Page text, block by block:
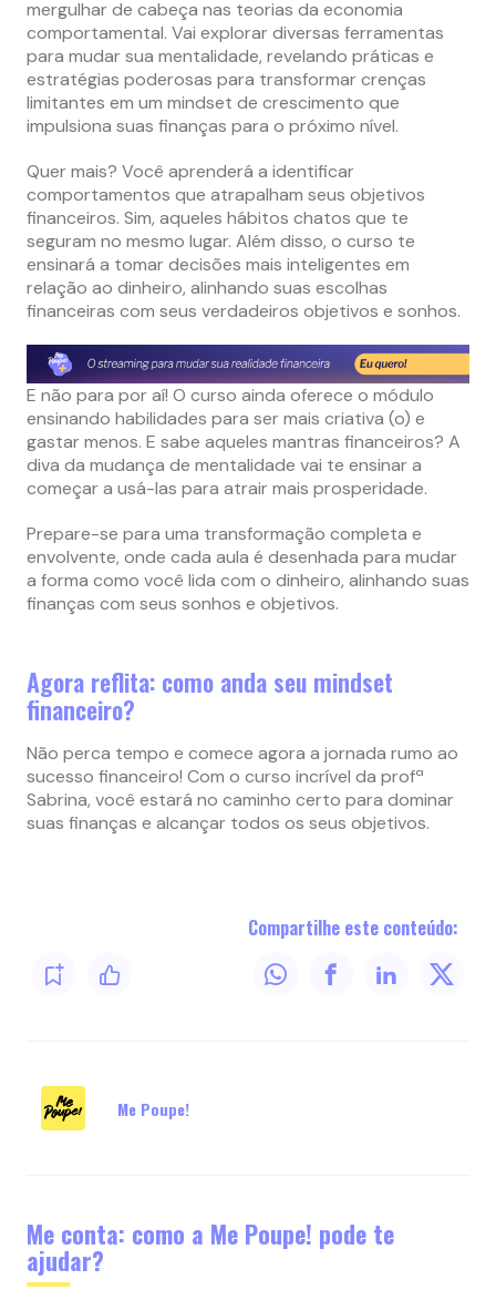
mergulhar de cabeça nas teorias da economia
comportamental. Vai explorar diversas ferramentas
para mudar sua mentalidade, revelando práticas e
estratégias poderosas para transformar crenças
limitantes em um mindset de crescimento que
impulsiona suas finanças para o próximo nível.
Quer mais? Você aprenderá a identificar
comportamentos que atrapalham seus objetivos
financeiros. Sim, aqueles hábitos chatos que te
seguram no mesmo lugar. Além disso, o curso te
ensinará a tomar decisões mais inteligentes em
relação ao dinheiro, alinhando suas escolhas
financeiras com seus verdadeiros objetivos e sonhos.
E não para por aí! O curso ainda oferece o módulo
ensinando habilidades para ser mais criativa (o) e
gastar menos. E sabe aqueles mantras financeiros? A
diva da mudança de mentalidade vai te ensinar a
começar a usá-las para atrair mais prosperidade.
Prepare-se para uma transformação completa e
envolvente, onde cada aula é desenhada para mudar
a forma como você lida com o dinheiro, alinhando suas
finanças com seus sonhos e objetivos.
Agora reflita: como anda seu mindset
financeiro?
Não perca tempo e comece agora a jornada rumo ao
sucesso financeiro! Com o curso incrível da profª
Sabrina, você estará no caminho certo para dominar
suas finanças e alcançar todos os seus objetivos.
Compartilhe este conteúdo:
Me Poupe!
Me conta: como a Me Poupe! pode te
ajudar?